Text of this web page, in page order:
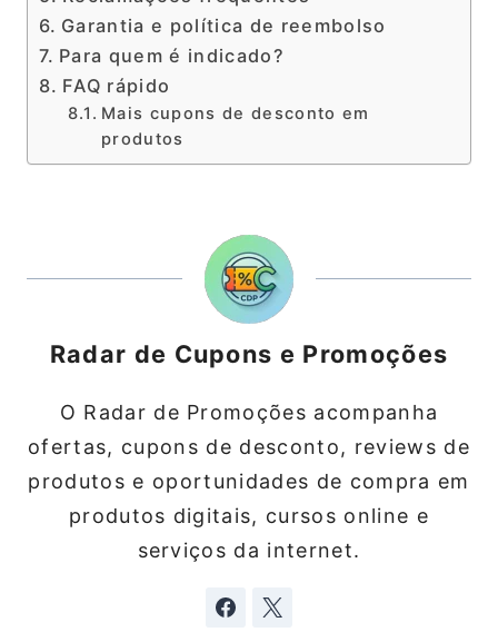
Garantia e política de reembolso
Para quem é indicado?
FAQ rápido
Mais cupons de desconto em
produtos
Radar de Cupons e Promoções
O Radar de Promoções acompanha
ofertas, cupons de desconto, reviews de
produtos e oportunidades de compra em
produtos digitais, cursos online e
serviços da internet.